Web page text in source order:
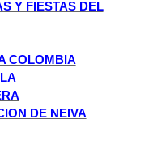
Y FIESTAS DEL
COLOMBIA
DE NEIVA